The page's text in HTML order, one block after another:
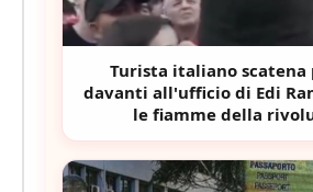
Turista italiano scatena
davanti all'ufficio di Edi
le fiamme della